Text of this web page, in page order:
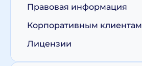
Правовая информация
Корпоративным клиентам
Лицензии